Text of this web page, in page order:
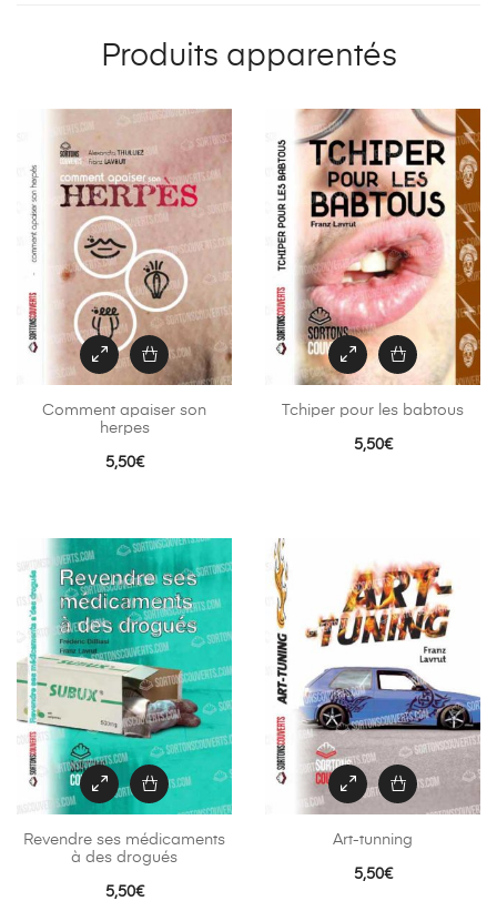
Produits apparentés
Comment apaiser son
herpes
5,50€
Tchiper pour les babtous
5,50€
Revendre ses médicaments
à des drogués
5,50€
Art-tunning
5,50€